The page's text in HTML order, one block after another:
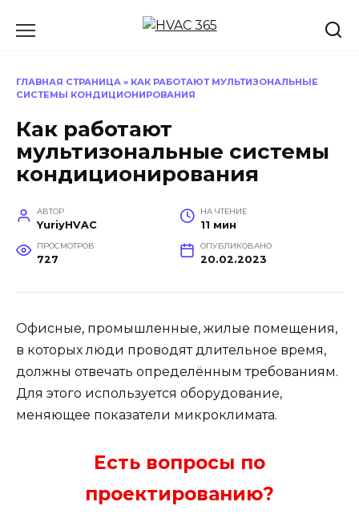
ГЛАВНАЯ СТРАНИЦА » КАК РАБОТАЮТ МУЛЬТИЗОНАЛЬНЫЕ
СИСТЕМЫ КОНДИЦИОНИРОВАНИЯ
Как работают
мультизональные системы
кондиционирования
АВТОР
YuriyHVAC
НА ЧТЕНИЕ
11 мин
ПРОСМОТРОВ
727
ОПУБЛИКОВАНО
20.02.2023
Офисные, промышленные, жилые помещения,
в которых люди проводят длительное время,
должны отвечать определённым требованиям.
Для этого используется оборудование,
меняющее показатели микроклимата.
Есть вопросы по
проектированию?